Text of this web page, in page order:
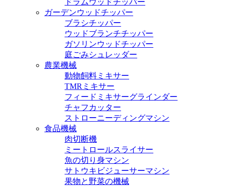
ドラムウッドチッパー
ガーデンウッドチッパー
ブラシチッパー
ウッドブランチチッパー
ガソリンウッドチッパー
庭ごみシュレッダー
農業機械
動物飼料ミキサー
TMRミキサー
フィードミキサーグラインダー
チャフカッター
ストローニーディングマシン
食品機械
肉切断機
ミートロールスライサー
魚の切り身マシン
サトウキビジューサーマシン
果物と野菜の機械